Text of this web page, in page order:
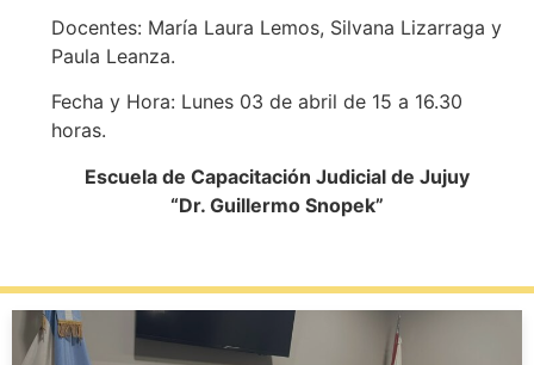
Docentes: María Laura Lemos, Silvana Lizarraga y
Paula Leanza.
Fecha y Hora: Lunes 03 de abril de 15 a 16.30
horas.
Escuela de Capacitación Judicial de Jujuy
“Dr. Guillermo Snopek”